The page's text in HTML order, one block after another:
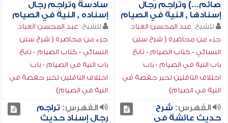
صائم...) وتراجم رجال
إسنادها , النية في الصيام
للشيخ: عبد المحسن العباد
جزء من محاضرة ( شرح سنن
النسائي - كتاب الصيام - تابع
باب النية في الصيام - باب
اختلاف الناقلين لخبر حفصة في
النية في الصيام)
سادسة وتراجم رجال
إسناده , النية في الصيام
للشيخ: عبد المحسن العباد
جزء من محاضرة ( شرح سنن
النسائي - كتاب الصيام - تابع
باب النية في الصيام - باب
اختلاف الناقلين لخبر حفصة في
النية في الصيام)
الفهرس: شرح
حديث عائشة في
الفهرس: تراجم
رجال إسناد حديث